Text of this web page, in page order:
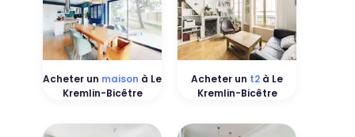
Acheter un maison à Le
Kremlin-Bicêtre
Acheter un t2 à Le
Kremlin-Bicêtre